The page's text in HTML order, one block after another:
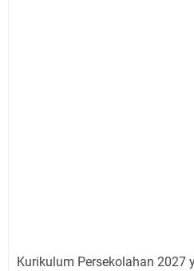
Kurikulum Persekolahan 2027